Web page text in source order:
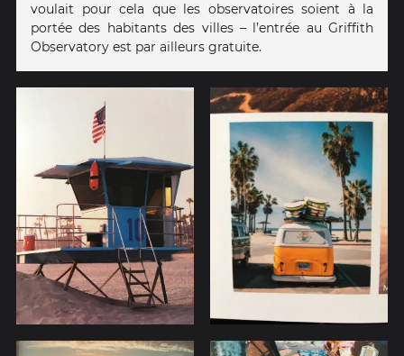
voulait pour cela que les observatoires soient à la
portée des habitants des villes – l’entrée au Griffith
Observatory est par ailleurs gratuite.